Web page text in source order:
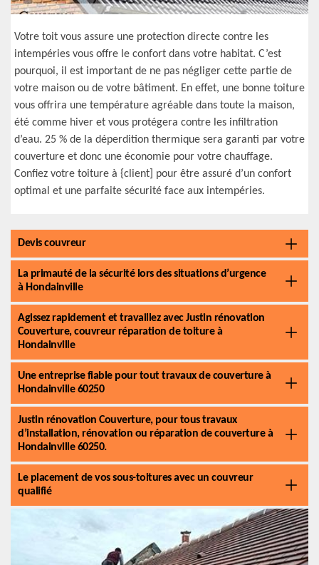
Votre toit vous assure une protection directe contre les
intempéries vous offre le confort dans votre habitat. C’est
pourquoi, il est important de ne pas négliger cette partie de
votre maison ou de votre bâtiment. En effet, une bonne toiture
vous offrira une température agréable dans toute la maison,
été comme hiver et vous protégera contre les infiltration
d’eau. 25 % de la déperdition thermique sera garanti par votre
couverture et donc une économie pour votre chauffage.
Confiez votre toiture à {client] pour être assuré d’un confort
optimal et une parfaite sécurité face aux intempéries.
Devis couvreur
La primauté de la sécurité lors des situations d’urgence
à Hondainville
Agissez rapidement et travaillez avec Justin rénovation
Couverture, couvreur réparation de toiture à
Hondainville
Une entreprise fiable pour tout travaux de couverture à
Hondainville 60250
Justin rénovation Couverture, pour tous travaux
d’installation, rénovation ou réparation de couverture à
Hondainville 60250.
Le placement de vos sous-toitures avec un couvreur
qualifié